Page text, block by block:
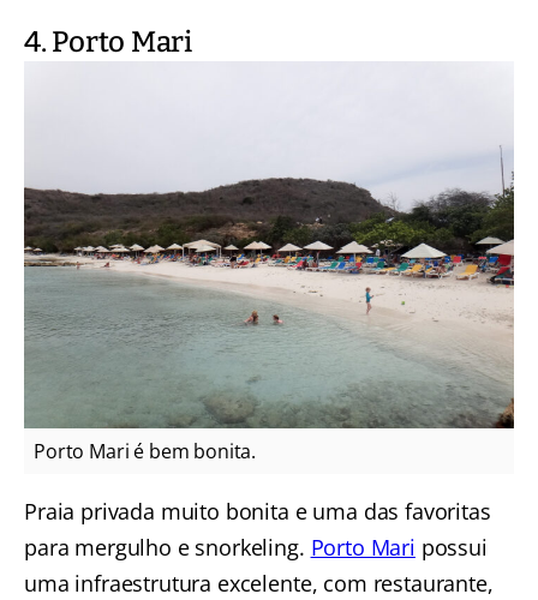
4. Porto Mari
Porto Mari é bem bonita.
Praia privada muito bonita e uma das favoritas
para mergulho e snorkeling. Porto Mari possui
uma infraestrutura excelente, com restaurante,